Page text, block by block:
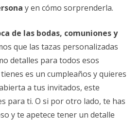
y en cómo sorprenderla.
de las bodas, comuniones y
que las tazas personalizadas
detalles para todos esos
es un cumpleaños y quieres
a tus invitados, este
para ti. O si por otro lado, te has
y te apetece tener un detalle